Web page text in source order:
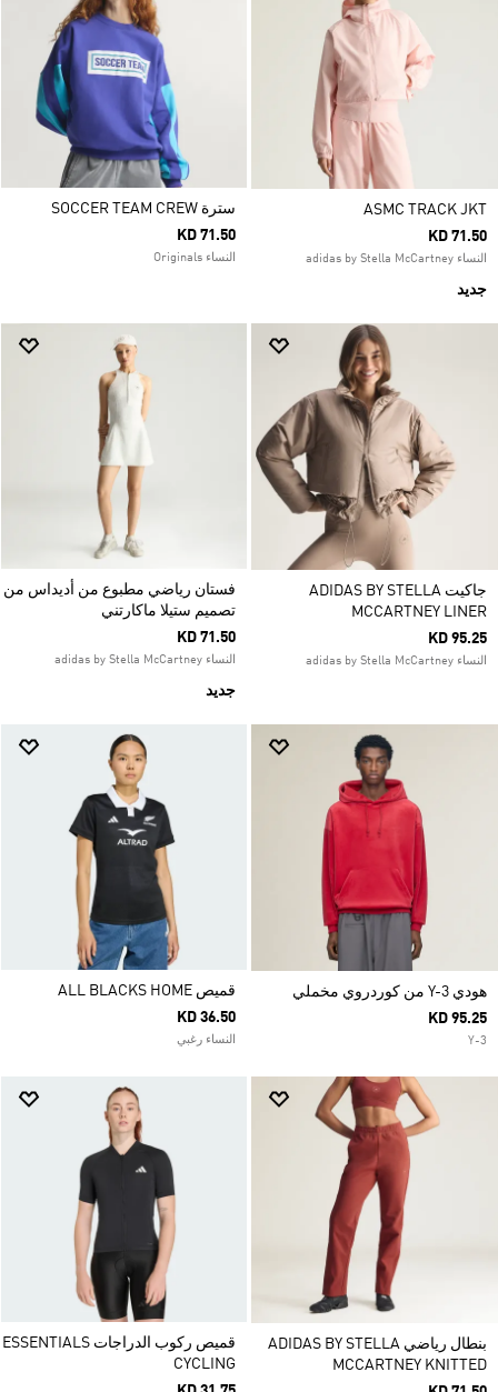
ASMC TRACK JKT
KD 71.50
النساء adidas by Stella McCartney
جديد
سترة SOCCER TEAM CREW
KD 71.50
النساء Originals
جاكيت ADIDAS BY STELLA
MCCARTNEY LINER
KD 95.25
النساء adidas by Stella McCartney
فستان رياضي مطبوع من أديداس من
تصميم ستيلا ماكارتني
KD 71.50
النساء adidas by Stella McCartney
جديد
هودي Y-3 من كوردروي مخملي
KD 95.25
Y-3
قميص ALL BLACKS HOME
KD 36.50
النساء رغبي
بنطال رياضي ADIDAS BY STELLA
MCCARTNEY KNITTED
قميص ركوب الدراجات ESSENTIALS
CYCLING